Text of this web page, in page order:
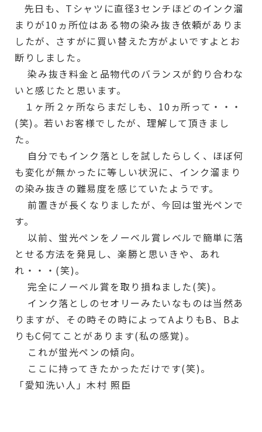
先日も、Tシャツに直径3センチほどのインク溜
まりが10ヵ所位はある物の染み抜き依頼がありま
したが、さすがに買い替えた方がよいですよとお
断りしました。
染み抜き料金と品物代のバランスが釣り合わな
いと感じたと思います。
１ヶ所２ヶ所ならまだしも、10ヵ所って・・・
(笑)。若いお客様でしたが、理解して頂きまし
た。
自分でもインク落としを試したらしく、ほぼ何
も変化が無かったに等しい状況に、インク溜まり
の染み抜きの難易度を感じていたようです。
前置きが長くなりましたが、今回は蛍光ペンで
す。
以前、蛍光ペンをノーベル賞レベルで簡単に落
とせる方法を発見し、楽勝と思いきや、あれ
れ・・・(笑)。
完全にノーベル賞を取り損ねました(笑)。
インク落としのセオリーみたいなものは当然あ
りますが、その時その時によってAよりもB、Bよ
りもC何てことがあります(私の感覚)。
これが蛍光ペンの傾向。
ここに持ってきたかっただけです(笑)。
「愛知洗い人」木村 照臣